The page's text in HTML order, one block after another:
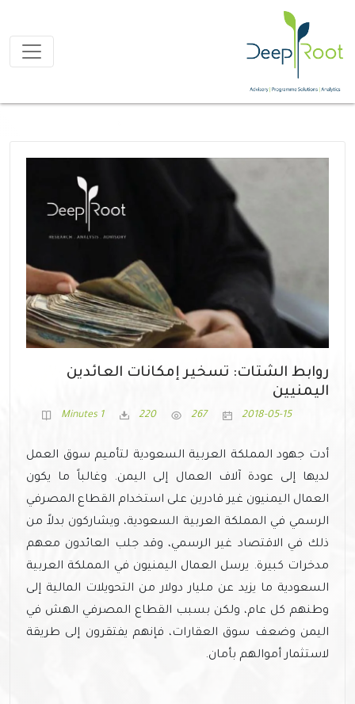
روابط الشتات: تسخير إمكانات العائدين
اليمنيين
2018-05-15
267
220
1 Minutes
أدت جهود المملكة العربية السعودية لتأميم سوق العمل
لديها إلى عودة آلاف العمال إلى اليمن. وغالباً ما يكون
العمال اليمنيون غير قادرين على استخدام القطاع المصرفي
الرسمي في المملكة العربية السعودية، ويشاركون بدلاً من
ذلك في الاقتصاد غير الرسمي، وقد جلب العائدون معهم
مدخرات كبيرة. يرسل العمال اليمنيون في المملكة العربية
السعودية ما يزيد عن مليار دولار من التحويلات المالية إلى
وطنهم كل عام، ولكن بسبب القطاع المصرفي الهش في
اليمن وضعف سوق العقارات، فإنهم يفتقرون إلى طريقة
لاستثمار أموالهم بأمان.